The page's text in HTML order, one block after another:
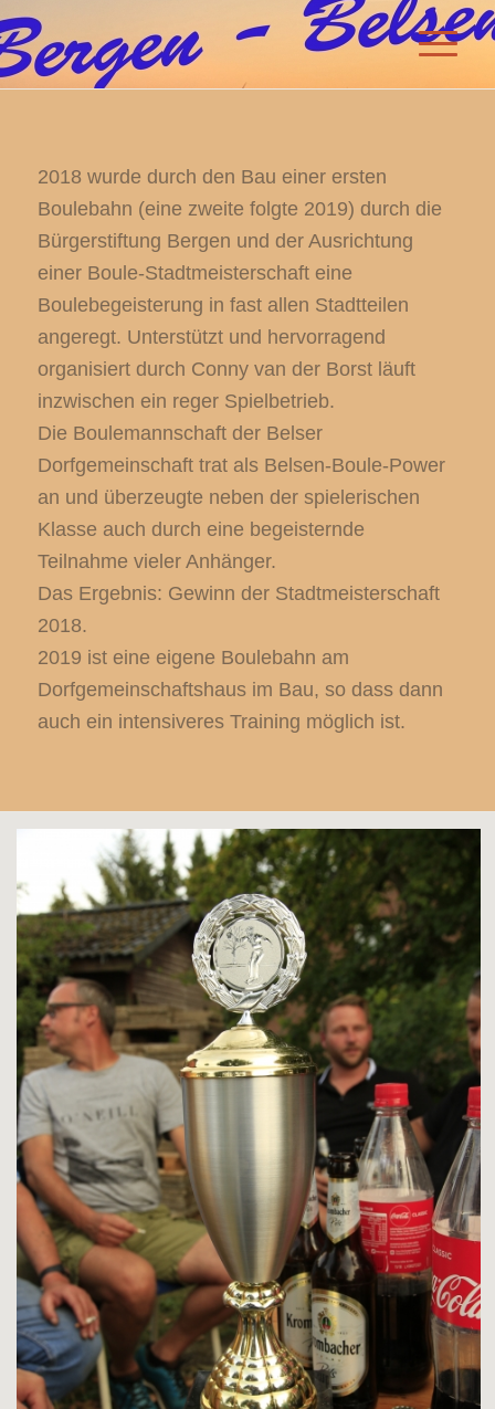
2018 wurde durch den Bau einer ersten
Boulebahn (eine zweite folgte 2019) durch die
Bürgerstiftung Bergen und der Ausrichtung
einer Boule-Stadtmeisterschaft eine
Boulebegeisterung in fast allen Stadtteilen
angeregt. Unterstützt und hervorragend
organisiert durch Conny van der Borst läuft
inzwischen ein reger Spielbetrieb.
Die Boulemannschaft der Belser
Dorfgemeinschaft trat als Belsen-Boule-Power
an und überzeugte neben der spielerischen
Klasse auch durch eine begeisternde
Teilnahme vieler Anhänger.
Das Ergebnis: Gewinn der Stadtmeisterschaft
2018.
2019 ist eine eigene Boulebahn am
Dorfgemeinschaftshaus im Bau, so dass dann
auch ein intensiveres Training möglich ist.